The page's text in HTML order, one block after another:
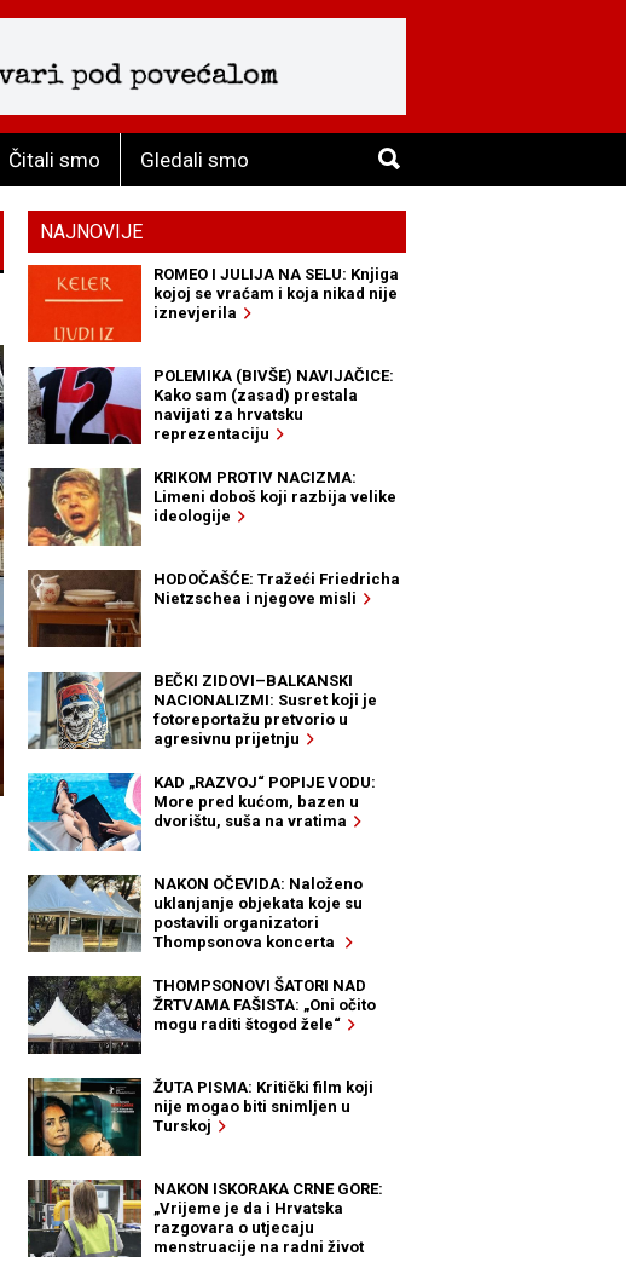
Čitali smo Gledali smo
NAJNOVIJE
ROMEO I JULIJA NA SELU: Knjiga
kojoj se vraćam i koja nikad nije
iznevjerila
POLEMIKA (BIVŠE) NAVIJAČICE:
Kako sam (zasad) prestala
navijati za hrvatsku
reprezentaciju
KRIKOM PROTIV NACIZMA:
Limeni doboš koji razbija velike
ideologije
HODOČAŠĆE: Tražeći Friedricha
Nietzschea i njegove misli
BEČKI ZIDOVI–BALKANSKI
NACIONALIZMI: Susret koji je
fotoreportažu pretvorio u
agresivnu prijetnju
KAD „RAZVOJ“ POPIJE VODU:
More pred kućom, bazen u
dvorištu, suša na vratima
NAKON OČEVIDA: Naloženo
uklanjanje objekata koje su
postavili organizatori
Thompsonova koncerta
THOMPSONOVI ŠATORI NAD
ŽRTVAMA FAŠISTA: „Oni očito
mogu raditi štogod žele“
ŽUTA PISMA: Kritički film koji
nije mogao biti snimljen u
Turskoj
NAKON ISKORAKA CRNE GORE:
„Vrijeme je da i Hrvatska
razgovara o utjecaju
menstruacije na radni život